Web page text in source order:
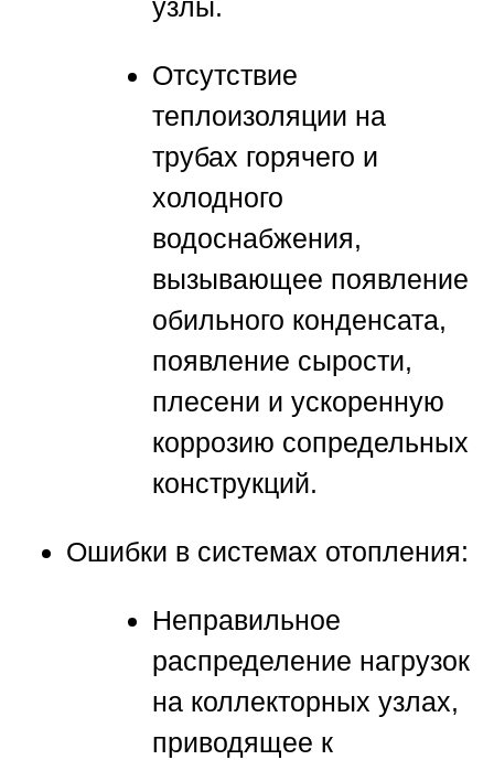
узлы.
Отсутствие
теплоизоляции на
трубах горячего и
холодного
водоснабжения,
вызывающее появление
обильного конденсата,
появление сырости,
плесени и ускоренную
коррозию сопредельных
конструкций.
Ошибки в системах отопления:
Неправильное
распределение нагрузок
на коллекторных узлах,
приводящее к